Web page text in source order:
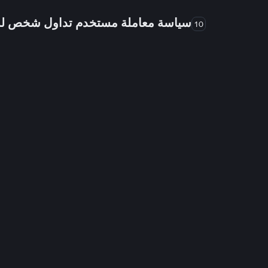
10 سياسة معاملة مستخدم تداول